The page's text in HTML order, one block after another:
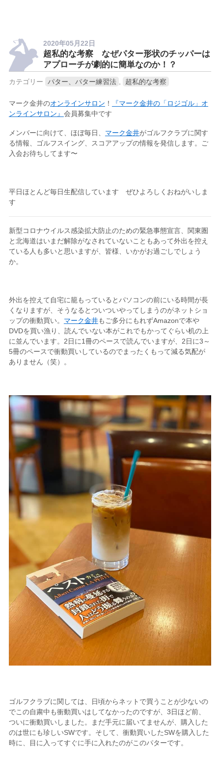
2020年05月22日
超私的な考察 なぜパター形状のチッパーは
アプローチが劇的に簡単なのか！？
カテゴリー パター、パター練習法 , 超私的な考察
マーク金井のオンラインサロン ！
『マーク金井の「ロジゴル」オ
ンラインサロン』 会員募集中です
メンバーに向けて、ほぼ毎日、 マーク金井がゴルフクラブに関す
る情報、ゴルフスイング、スコアアップの情報を発信します。ご
入会お待ちしてます〜
平日ほとんど毎日生配信しています ぜひよろしくおねがいしま
す
新型コロナウイルス感染拡大防止のための緊急事態宣言、関東圏
と北海道はいまだ解除がなされていないこともあって外出を控え
ている人も多いと思いますが、皆様、いかがお過ごしでしょう
か。
外出を控えて自宅に籠もっているとパソコンの前にいる時間が長
くなりますが、そうなるとついついやってしまうのがネットショ
ップの衝動買い。 マーク金井もご多分にもれずAmazonで本や
DVDを買い漁り、読んでいない本がこれでもかってぐらい机の上
に並んでいます。2日に1冊のペースで読んでいますが、2日に3～
5冊のペースで衝動買いしているのでまったくもって減る気配が
ありません（笑）。
ゴルフクラブに関しては、日頃からネットで買うことが少ないの
でこの自粛中も衝動買いはしてなかったのですが、3日ほど前、
ついに衝動買いしました。まだ手元に届いてませんが、購入した
のは世にも珍しいSWです。そして、衝動買いしたSWを購入した
時に、目に入ってすぐに手に入れたのがこのパターです。